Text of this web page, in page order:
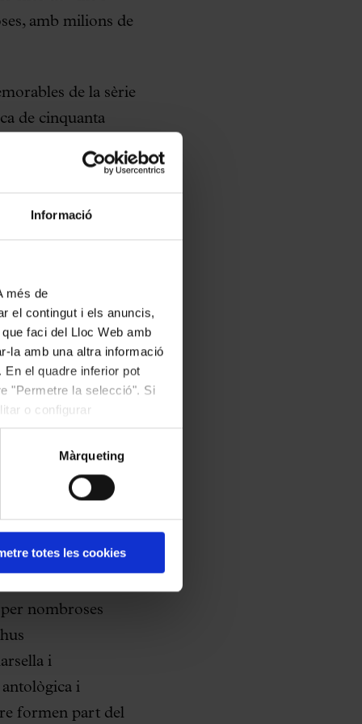
Informació
més de
el contingut i els anuncis,
faci del Lloc Web amb
la amb una altra informació
el quadre inferior pot
"Permetre la selecció". Si
o configurar
Màrqueting
totes les cookies
amb milions de
de la sèrie
de cinquanta
emoció, que
reviu les
amb les imatges.
espectacle,
musicals més
és el millor
de One Piece
la gira per
entrades en
nombroses
i
i
formen part del